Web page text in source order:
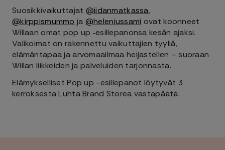
Suosikkivaikuttajat @iidanmatkassa,
@kirppismummo ja @heleniussami ovat koonneet
Willaan omat pop up ‑esillepanonsa kesän ajaksi.
Valikoimat on rakennettu vaikuttajien tyyliä,
elämäntapaa ja arvomaailmaa heijastellen – suoraan
Willan liikkeiden ja palveluiden tarjonnasta.
Elämykselliset Pop up -esillepanot löytyvät 3.
kerroksesta Luhta Brand Storea vastapäätä.